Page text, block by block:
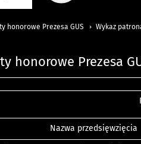
honorowe Prezesa GUS Wykaz
honorowe Prezesa
Nazwa przedsięwzięcia